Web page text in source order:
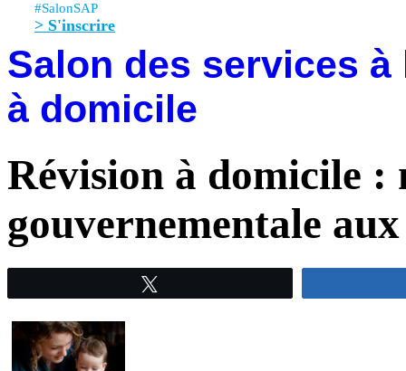
#SalonSAP
> S'inscrire
Salon des services
à domicile
Révision à domicile :
gouvernementale